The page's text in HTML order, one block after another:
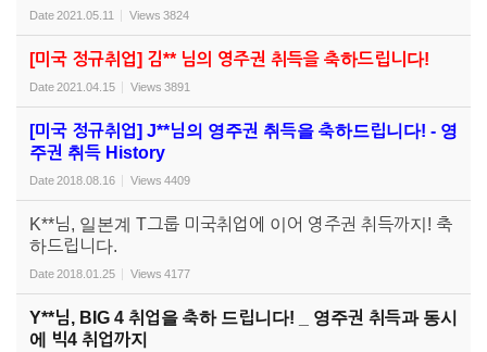
Date2021.05.11 Views 3824
[미국 정규취업] 김** 님의 영주권 취득을 축하드립니다!
Date2021.04.15 Views 3891
[미국 정규취업] J**님의 영주권 취득을 축하드립니다! - 영
주권 취득 History
Date2018.08.16 Views 4409
K**님, 일본계 T그룹 미국취업에 이어 영주권 취득까지! 축
하드립니다.
Date2018.01.25 Views 4177
Y**님, BIG 4 취업을 축하 드립니다! _ 영주권 취득과 동시
에 빅4 취업까지